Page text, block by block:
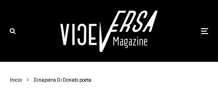
Inicio Dinapiera Di Donato poeta